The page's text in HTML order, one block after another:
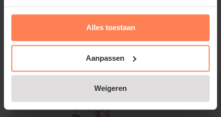
Alles toestaan
Aanpassen
Weigeren
palmatum ‘Phoenix’ dient zo min mogelijk gesnoeid
vormverstorende takken kunnen het beste in
november/december afgeknipt worden.
Lees meer
Gerelateerde producten